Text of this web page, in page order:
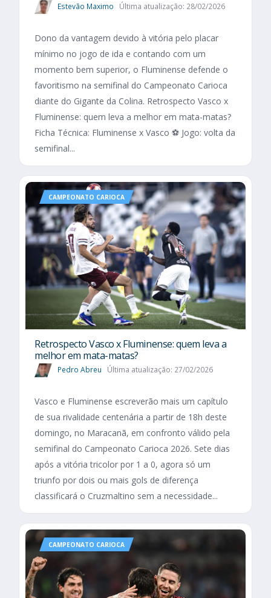
Estevão Maximo Última atualização: 28/02/2026
Dono da vantagem devido à vitória pelo placar
mínimo no jogo de ida e contando com um
momento bem superior, o Fluminense defende o
favoritismo na semifinal do Campeonato Carioca
diante do Gigante da Colina. Retrospecto Vasco x
Fluminense: quem leva a melhor em mata-matas?
Ficha Técnica: Fluminense x Vasco ⚽ Jogo: volta da
semifinal...
CAMPEONATO CARIOCA
Retrospecto Vasco x Fluminense: quem leva a
melhor em mata-matas?
Pedro Abreu Última atualização: 27/02/2026
Vasco e Fluminense escreverão mais um capítulo
de sua rivalidade centenária a partir de 18h deste
domingo, no Maracanã, em confronto válido pela
semifinal do Campeonato Carioca 2026. Sete dias
após a vitória tricolor por 1 a 0, agora só um
triunfo por dois ou mais gols de diferença
classificará o Cruzmaltino sem a necessidade...
CAMPEONATO CARIOCA